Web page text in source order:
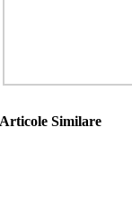
Articole Similare